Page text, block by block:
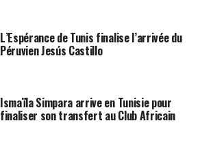
L’Espérance de Tunis finalise l’arrivée du
Péruvien Jesús Castillo
Ismaïla Simpara arrive en Tunisie pour
finaliser son transfert au Club Africain